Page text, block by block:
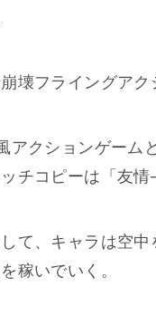
壊フライングアク
アクションゲーム
チコピーは「友
て、キャラは空
稼いでいく。